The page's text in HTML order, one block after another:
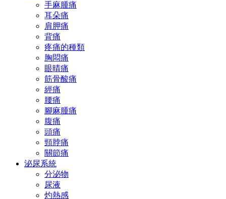
手麻腫痛
耳朵痛
肩胛痛
背痛
疼痛的種類
胸悶痛
眼晴痛
筋骨酸痛
經痛
腰痛
腳麻腫痛
腹痛
頭痛
頸脖痛
關節痛
泌尿系統
分泌物
尿液
灼熱感